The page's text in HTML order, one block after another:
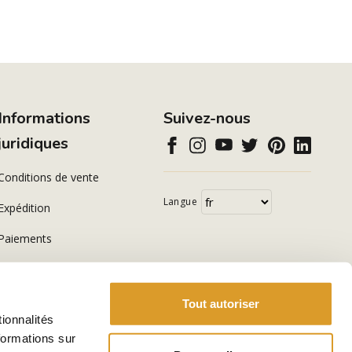
sur
Tout autoriser
de vente
Suivez-nous
Langue